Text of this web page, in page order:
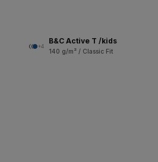
+4
B&C Active T /kids
140 g/m² / Classic Fit